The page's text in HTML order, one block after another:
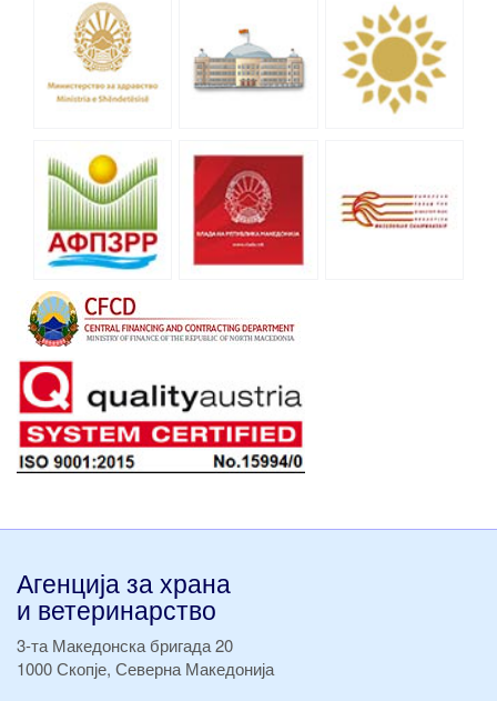
Агенција за храна
и ветеринарство
3-та Македонска бригада 20
1000 Скопје, Северна Македонија